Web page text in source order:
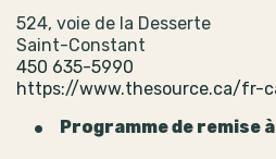
524, voie de la Desserte
Saint-Constant
450 635-5990
https://www.thesource.ca/fr-
Programme de remise